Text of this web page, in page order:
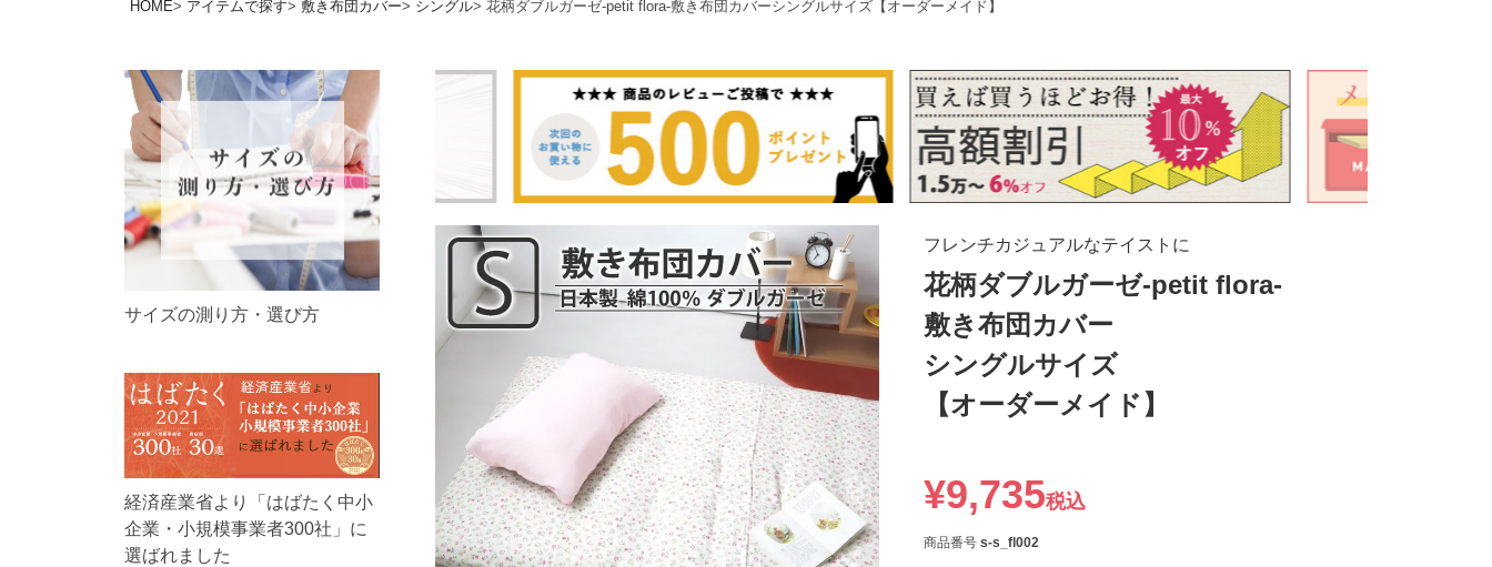
HOME アイテムで探す 敷き布団カバー シングル 花柄ダブルガーゼ-petit flora-敷き布団カバーシングルサイズ【オーダーメイド】
サイズの測り方・選び方
経済産業省より「はばたく中小
企業・小規模事業者300社」に
選ばれました
フレンチカジュアルなテイストに
花柄ダブルガーゼ-petit flora-
敷き布団カバー
シングルサイズ
【オーダーメイド】
¥9,735税込
商品番号 s-s_fl002